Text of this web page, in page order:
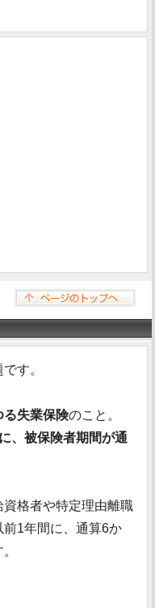
す。
る失業保険のこと。
、被保険者期間が通
格者や特定理由離職
1年間に、通算6か